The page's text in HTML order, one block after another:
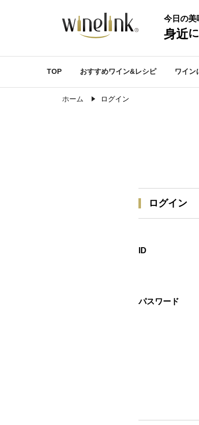
今日の美
身近に
TOP おすすめワイン&レシピ ワイン
ホーム ログイン
ログイン
ID
パスワード